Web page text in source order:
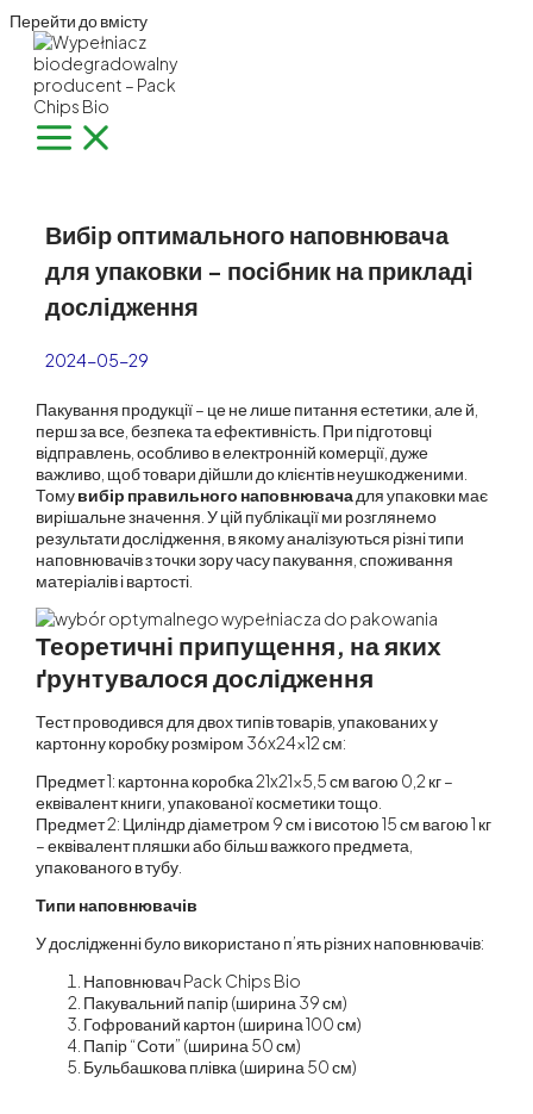
Перейти до вмісту
Вибір оптимального наповнювача
для упаковки – посібник на прикладі
дослідження
2024-05-29
Пакування продукції – це не лише питання естетики, але й,
перш за все, безпека та ефективність. При підготовці
відправлень, особливо в електронній комерції, дуже
важливо, щоб товари дійшли до клієнтів неушкодженими.
Томувибір правильного наповнювачадля упаковки має
вирішальне значення. У цій публікації ми розглянемо
результати дослідження, в якому аналізуються різні типи
наповнювачів з точки зору часу пакування, споживання
матеріалів і вартості.
Теоретичні припущення, на яких
ґрунтувалося дослідження
Тест проводився для двох типів товарів, упакованих у
картонну коробку розміром 36x24x12 см:
Предмет 1: картонна коробка 21x21x5,5 см вагою 0,2 кг –
еквівалент книги, упакованої косметики тощо.
Предмет 2: Циліндр діаметром 9 см і висотою 15 см вагою 1 кг
– еквівалент пляшки або більш важкого предмета,
упакованого в тубу.
Типи наповнювачів
У дослідженні було використано п’ять різних наповнювачів:
Наповнювач Pack Chips Bio
Пакувальний папір (ширина 39 см)
Гофрований картон (ширина 100 см)
Папір “Соти” (ширина 50 см)
Бульбашкова плівка (ширина 50 см)